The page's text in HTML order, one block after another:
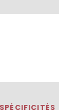
SPÉCIFICITÉS